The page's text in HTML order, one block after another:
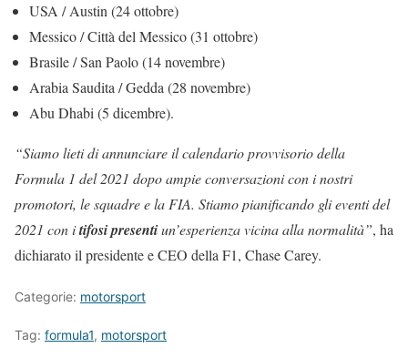
USA / Austin (24 ottobre)
Messico / Città del Messico (31 ottobre)
Brasile / San Paolo (14 novembre)
Arabia Saudita / Gedda (28 novembre)
Abu Dhabi (5 dicembre).
“Siamo lieti di annunciare il calendario provvisorio della
Formula 1 del 2021 dopo ampie conversazioni con i nostri
promotori, le squadre e la FIA. Stiamo pianificando gli eventi del
2021 con itifosi presentiun’esperienza vicina alla normalità”, ha
dichiarato il presidente e CEO della F1, Chase Carey.
Categorie: motorsport
Tag: formula1, motorsport